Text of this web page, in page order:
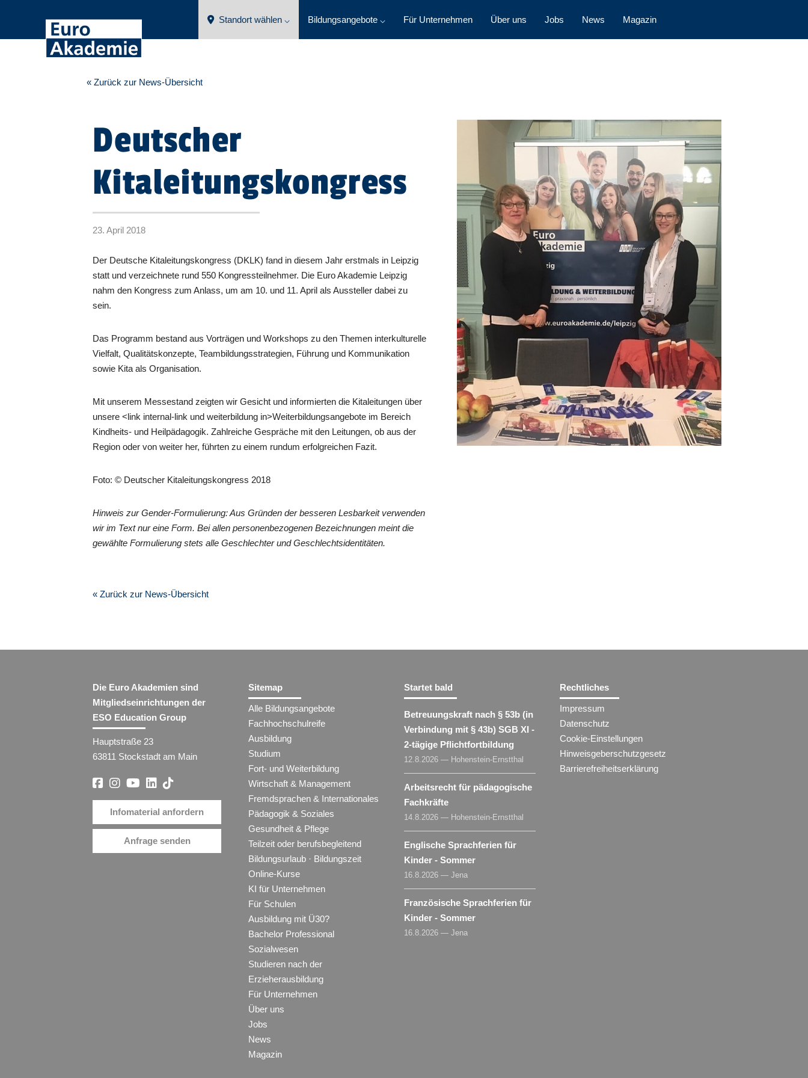
Standort wählen ⌵ Bildungsangebote ⌵ Für Unternehmen Über uns Jobs News Magazin
« Zurück zur News-Übersicht
Deutscher
Kitaleitungskongress
23. April 2018
Der Deutsche Kitaleitungskongress (DKLK) fand in diesem Jahr erstmals in Leipzig
statt und verzeichnete rund 550 Kongressteilnehmer. Die Euro Akademie Leipzig
nahm den Kongress zum Anlass, um am 10. und 11. April als Aussteller dabei zu
sein.
Das Programm bestand aus Vorträgen und Workshops zu den Themen interkulturelle
Vielfalt, Qualitätskonzepte, Teambildungsstrategien, Führung und Kommunikation
sowie Kita als Organisation.
Mit unserem Messestand zeigten wir Gesicht und informierten die Kitaleitungen über
unsere <link internal-link und weiterbildung in>Weiterbildungsangebote im Bereich
Kindheits- und Heilpädagogik. Zahlreiche Gespräche mit den Leitungen, ob aus der
Region oder von weiter her, führten zu einem rundum erfolgreichen Fazit.
Foto: © Deutscher Kitaleitungskongress 2018
Hinweis zur Gender-Formulierung: Aus Gründen der besseren Lesbarkeit verwenden
wir im Text nur eine Form. Bei allen personenbezogenen Bezeichnungen meint die
gewählte Formulierung stets alle Geschlechter und Geschlechtsidentitäten.
« Zurück zur News-Übersicht
Die Euro Akademien sind
Mitgliedseinrichtungen der
ESO Education Group
Hauptstraße 23
63811 Stockstadt am Main
Infomaterial anfordern
Anfrage senden
Sitemap
Alle Bildungsangebote
Fachhochschulreife
Ausbildung
Studium
Fort- und Weiterbildung
Wirtschaft & Management
Fremdsprachen & Internationales
Pädagogik & Soziales
Gesundheit & Pflege
Teilzeit oder berufsbegleitend
Bildungsurlaub · Bildungszeit
Online-Kurse
KI für Unternehmen
Für Schulen
Ausbildung mit Ü30?
Bachelor Professional
Sozialwesen
Studieren nach der
Erzieherausbildung
Für Unternehmen
Über uns
Jobs
News
Magazin
Startet bald
Betreuungskraft nach § 53b (in
Verbindung mit § 43b) SGB XI -
2-tägige Pflichtfortbildung
12.8.2026 — Hohenstein-Ernstthal
Arbeitsrecht für pädagogische
Fachkräfte
14.8.2026 — Hohenstein-Ernstthal
Englische Sprachferien für
Kinder - Sommer
16.8.2026 — Jena
Französische Sprachferien für
Kinder - Sommer
16.8.2026 — Jena
Rechtliches
Impressum
Datenschutz
Cookie-Einstellungen
Hinweisgeberschutzgesetz
Barrierefreiheitserklärung